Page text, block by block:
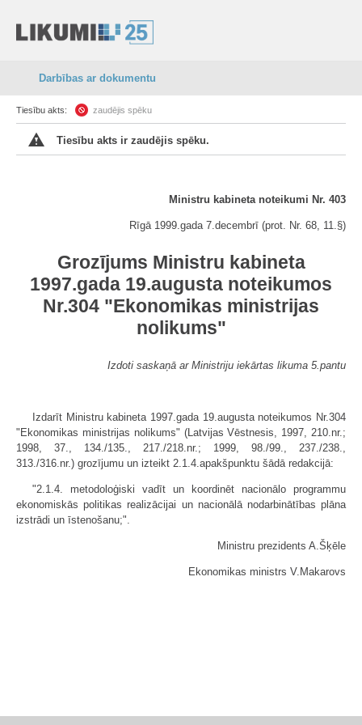
Darbības ar dokumentu
Tiesību akts: zaudējis spēku
Tiesību akts ir zaudējis spēku.
Ministru kabineta noteikumi Nr. 403
Rīgā 1999.gada 7.decembrī (prot. Nr. 68, 11.§)
Grozījums Ministru kabineta
1997.gada 19.augusta noteikumos
Nr.304 "Ekonomikas ministrijas
nolikums"
Izdoti saskaņā ar Ministriju iekārtas likuma 5.pantu
Izdarīt Ministru kabineta 1997.gada 19.augusta noteikumos Nr.304
"Ekonomikas ministrijas nolikums" (Latvijas Vēstnesis, 1997, 210.nr.;
1998, 37., 134./135., 217./218.nr.; 1999, 98./99., 237./238.,
313./316.nr.) grozījumu un izteikt 2.1.4.apakšpunktu šādā redakcijā:
"2.1.4. metodoloģiski vadīt un koordinēt nacionālo programmu
ekonomiskās politikas realizācijai un nacionālā nodarbinātības plāna
izstrādi un īstenošanu;".
Ministru prezidents A.Šķēle
Ekonomikas ministrs V.Makarovs